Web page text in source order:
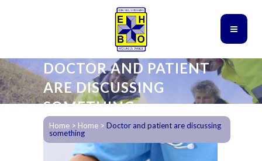
DOCTOR AND PATIENT
ARE DISCUSSING
SOMETHING
Home > Home > Doctor and patient are discussing
something